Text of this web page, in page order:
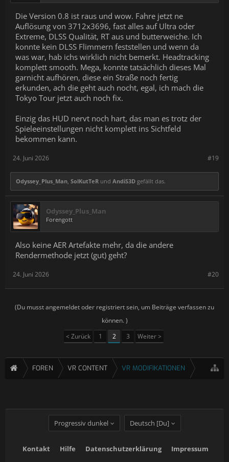
Die Version 0.8 ist raus und wow. Fahre jetzt ne
Auflösung von 3712x3696, fast alles auf Ultra oder
Extreme, DLSS Qualität, RT aus und butterweiche. Ich
konnte kein DLSS Flimmern feststellen und wenn da
was war, hab ichs wirklich nicht bemerkt. Headtracking
komplett smooth. Mega, konnte tatsächlich dieses Mal
garnicht aufhören, diese ein Straße noch fertig
erkunden, ach die geht auch nocht, egal, ich mach die
Tokyo Tour jetzt auch noch fix.
Einzig das HUD nervt noch hart, das man es trotz der
Spieleeinstellungen nicht komplett ins Sichtfeld
bekommen kann.
#19
24. Juni 2026
Odyssey_Plus_Man, SolKutTeR und AndiS3D gefällt das.
Odyssey_Plus_Man
Forengott
Also keine AER Artefakte mehr, da die andere
Rendermethode jetzt (gut) geht?
#20
24. Juni 2026
(Du musst angemeldet oder registriert sein, um Beiträge verfassen zu
können. )
< Zurück
1 2 3 Weiter >
FOREN VR CONTENT VR MODIFIKATIONEN
Progressiv dunkel Deutsch [Du]
Kontakt Hilfe Datenschutzerklärung Impressum